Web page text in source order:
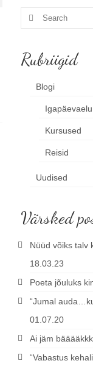
Search
Rubriigid
Blogi
Igapäevaelu
Kursused
Reisid
Uudised
Värsked
Nüüd võiks talv
18.03.23
Poeta jõuluks
“Jumal
01.07.20
Ai jäm
“Vabastus